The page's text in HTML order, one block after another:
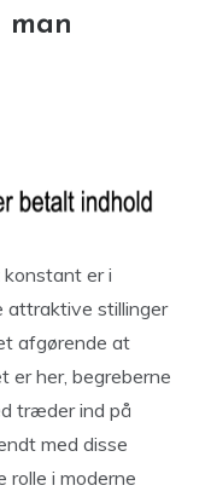
man
konstant er i
attraktive stillinger
afgørende at
er her, begreberne
træder ind på
med disse
rolle i moderne